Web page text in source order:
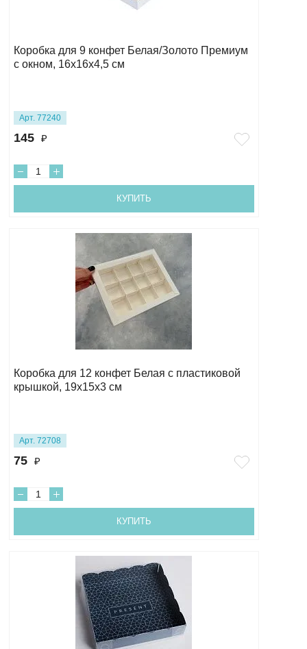
Коробка для 9 конфет Белая/Золото Премиум
с окном, 16х16х4,5 см
Арт. 77240
145 ₽
КУПИТЬ
Коробка для 12 конфет Белая с пластиковой
крышкой, 19х15х3 см
Арт. 72708
75 ₽
КУПИТЬ